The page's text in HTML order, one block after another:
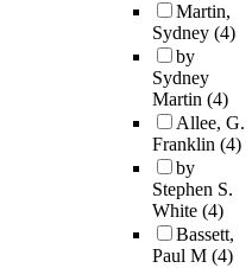
Martin,
Sydney (4)
by
Sydney
Martin (4)
Allee, G.
Franklin (4)
by
Stephen S.
White (4)
Bassett,
Paul M (4)